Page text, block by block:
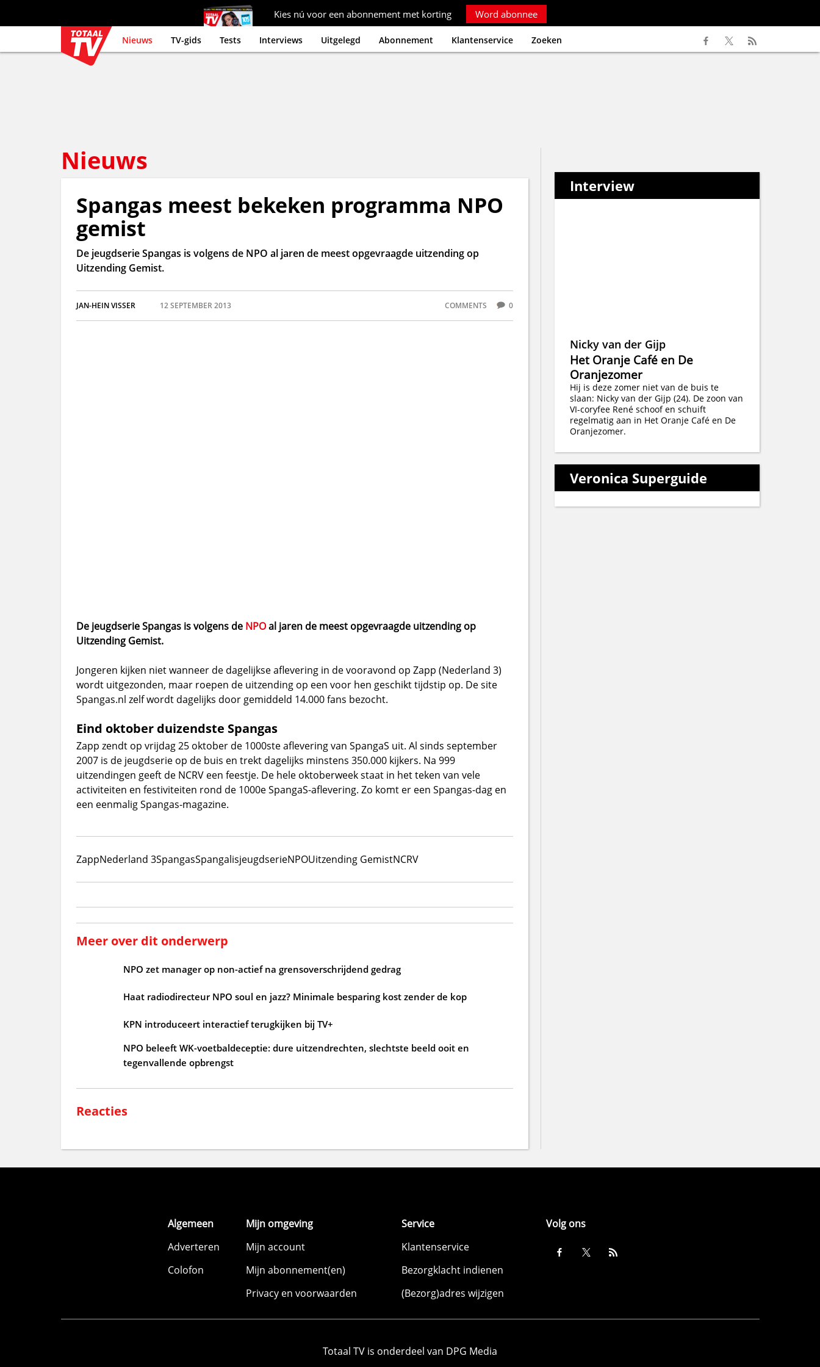
Kies nú voor een abonnement met korting Word abonnee
Nieuws TV-gids Tests Interviews Uitgelegd Abonnement Klantenservice Zoeken
Nieuws
Spangas meest bekeken programma NPO
gemist
De jeugdserie Spangas is volgens de NPO al jaren de meest opgevraagde uitzending op
Uitzending Gemist.
JAN-HEIN VISSER 12 SEPTEMBER 2013 COMMENTS 0
De jeugdserie Spangas is volgens de NPOal jaren de meest opgevraagde uitzending op
Uitzending Gemist.
Jongeren kijken niet wanneer de dagelijkse aflevering in de vooravond op Zapp (Nederland 3)
wordt uitgezonden, maar roepen de uitzending op een voor hen geschikt tijdstip op. De site
Spangas.nl zelf wordt dagelijks door gemiddeld 14.000 fans bezocht.
Eind oktober duizendste Spangas
Zapp zendt op vrijdag 25 oktober de 1000ste aflevering van SpangaS uit. Al sinds september
2007 is de jeugdserie op de buis en trekt dagelijks minstens 350.000 kijkers. Na 999
uitzendingen geeft de NCRV een feestje. De hele oktoberweek staat in het teken van vele
activiteiten en festiviteiten rond de 1000e SpangaS-aflevering. Zo komt er een Spangas-dag en
een eenmalig Spangas-magazine.
ZappNederland 3SpangasSpangalisjeugdserieNPOUitzending GemistNCRV
Meer over dit onderwerp
NPO zet manager op non-actief na grensoverschrijdend gedrag
Haat radiodirecteur NPO soul en jazz? Minimale besparing kost zender de kop
KPN introduceert interactief terugkijken bij TV+
NPO beleeft WK-voetbaldeceptie: dure uitzendrechten, slechtste beeld ooit en
tegenvallende opbrengst
Reacties
Interview
Nicky van der Gijp
Het Oranje Café en De
Oranjezomer
Hij is deze zomer niet van de buis te
slaan: Nicky van der Gijp (24). De zoon van
VI-coryfee René schoof en schuift
regelmatig aan in Het Oranje Café en De
Oranjezomer.
Veronica Superguide
Algemeen
Adverteren
Colofon
Mijn omgeving
Mijn account
Mijn abonnement(en)
Privacy en voorwaarden
Service
Klantenservice
Bezorgklacht indienen
(Bezorg)adres wijzigen
Volg ons
Totaal TV is onderdeel van DPG Media